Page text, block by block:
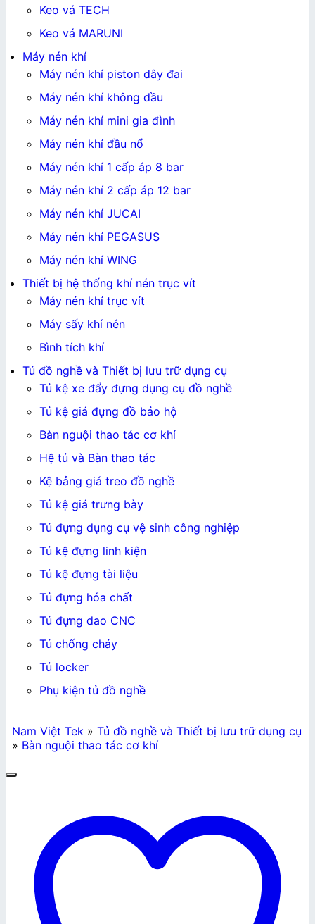
Keo vá TECH
Keo vá MARUNI
Máy nén khí
Máy nén khí piston dây đai
Máy nén khí không dầu
Máy nén khí mini gia đình
Máy nén khí đầu nổ
Máy nén khí 1 cấp áp 8 bar
Máy nén khí 2 cấp áp 12 bar
Máy nén khí JUCAI
Máy nén khí PEGASUS
Máy nén khí WING
Thiết bị hệ thống khí nén trục vít
Máy nén khí trục vít
Máy sấy khí nén
Bình tích khí
Tủ đồ nghề và Thiết bị lưu trữ dụng cụ
Tủ kệ xe đẩy đựng dụng cụ đồ nghề
Tủ kệ giá đựng đồ bảo hộ
Bàn nguội thao tác cơ khí
Hệ tủ và Bàn thao tác
Kệ bảng giá treo đồ nghề
Tủ kệ giá trưng bày
Tủ đựng dụng cụ vệ sinh công nghiệp
Tủ kệ đựng linh kiện
Tủ kệ đựng tài liệu
Tủ đựng hóa chất
Tủ đựng dao CNC
Tủ chống cháy
Tủ locker
Phụ kiện tủ đồ nghề
Nam Việt Tek» Tủ đồ nghề và Thiết bị lưu trữ dụng cụ
» Bàn nguội thao tác cơ khí